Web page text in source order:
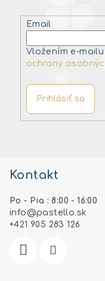
Email
Vložením e-
ochrany
Prihlásiť sa
Kontakt
Po - Pia : 8:00 - 16:00
info @pastello.sk
+421 905 283 126